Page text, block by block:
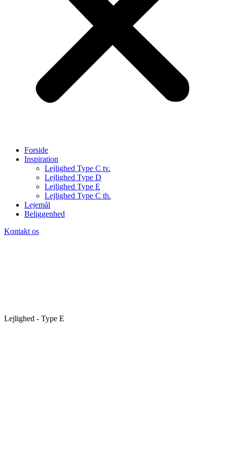
Forside
Inspiration
Lejlighed Type C tv.
Lejlighed Type D
Lejlighed Type E
Lejlighed Type C th.
Lejemål
Beliggenhed
Kontakt os
Lejlighed - Type E